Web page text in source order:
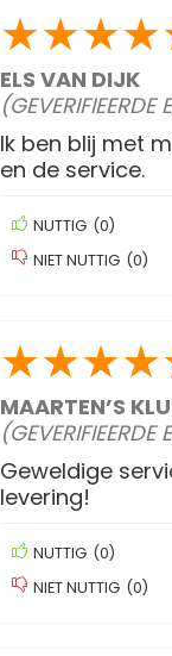
★★★★
ELS VAN DIJK
(GEVERIFIEERDE
Ik ben blij met
en de service.
NUTTIG (0)
NIET NUTTIG (0)
★★★★
MAARTEN’S
(GEVERIFIEERDE
Geweldige
levering!
NUTTIG (0)
NIET NUTTIG (0)